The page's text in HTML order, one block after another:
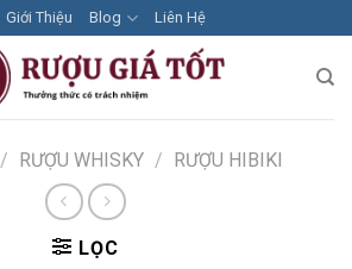
Giới Thiệu Blog Liên Hệ
/ RƯỢU WHISKY / RƯỢU HIBIKI
LỌC